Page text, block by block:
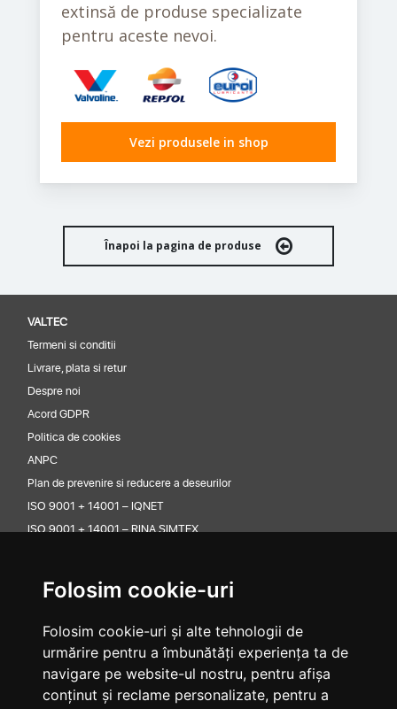
Folosim cookie-uri
Folosim cookie-uri și alte tehnologii de
urmărire pentru a îmbunătăți experiența ta de
navigare pe website-ul nostru, pentru afișa
conținut și reclame personalizate, pentru a
extinsă de produse specializate
pentru aceste nevoi.
Vezi produsele in shop
Înapoi la pagina de produse
VALTEC
Termeni si conditii
Livrare, plata si retur
Despre noi
Acord GDPR
Politica de cookies
ANPC
Plan de prevenire si reducere a deseurilor
ISO 9001 + 14001 – IQNET
ISO 9001 + 14001 – RINA SIMTEX
Adresa: Sos Odaii 105-107 Sector 1 Bucuresti
Telefon: +40 21 352 38 32
Email: office@valtec.ro
ABONARE LA NOUTATI